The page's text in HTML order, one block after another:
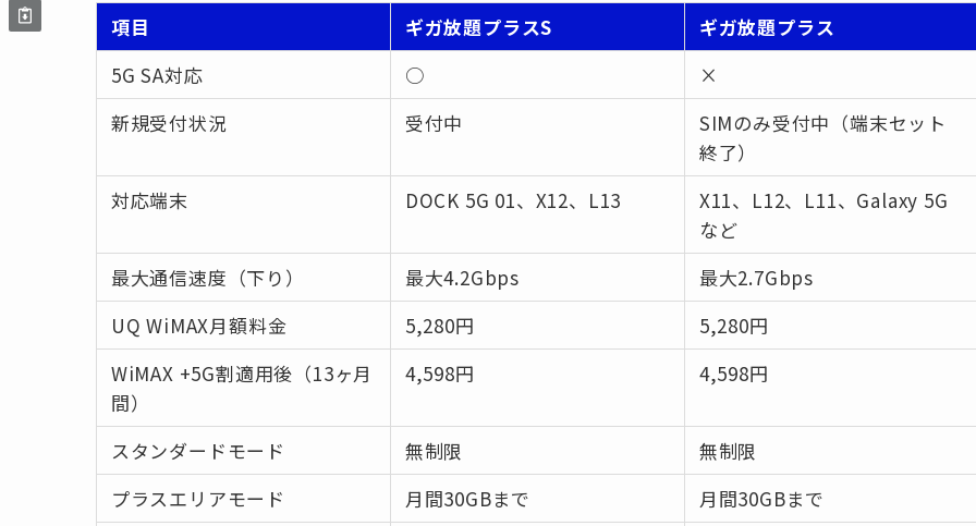
項目 ギガ放題プラスS
ギガ放題プラス
5G SA対応
○
×
新規受付状況
受付中
SIMのみ受付中（端末セット
終了）
対応端末
DOCK 5G 01、X12、L13
X11、L12、L11、Galaxy 5G
など
最大通信速度（下り）
最大4.2Gbps
最大2.7Gbps
UQ WiMAX月額料金
5,280円
5,280円
WiMAX +5G割適用後（13ヶ月
間）
4,598円 4,598円
スタンダードモード 無制限
無制限
プラスエリアモード
月間30GBまで
月間30GBまで